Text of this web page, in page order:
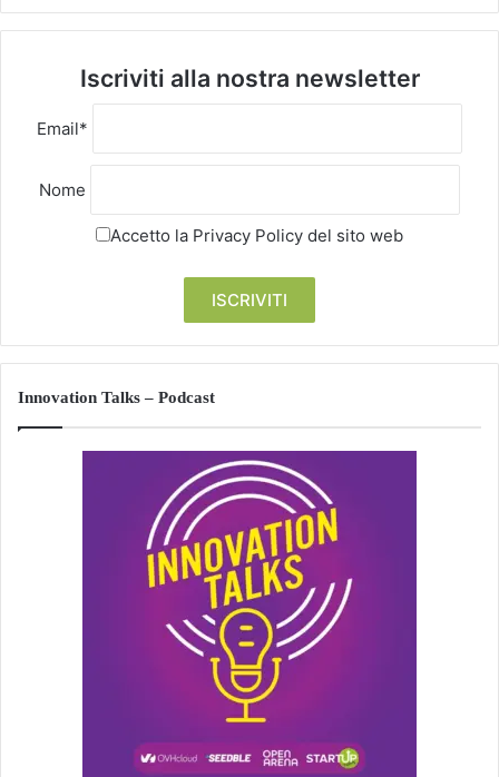
Iscriviti alla nostra newsletter
Email*
Nome
Accetto la Privacy Policy del sito web
Innovation Talks – Podcast